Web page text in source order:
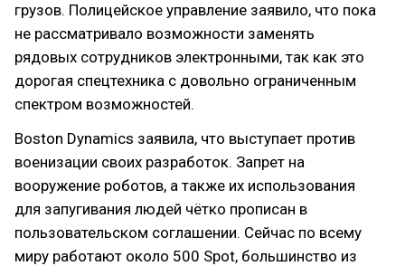
грузов. Полицейское управление заявило, что пока
не рассматривало возможности заменять
рядовых сотрудников электронными, так как это
дорогая спецтехника с довольно ограниченным
спектром возможностей.
Boston Dynamics заявила, что выступает против
военизации своих разработок. Запрет на
вооружение роботов, а также их использования
для запугивания людей чётко прописан в
пользовательском соглашении. Сейчас по всему
миру работают около 500 Spot, большинство из